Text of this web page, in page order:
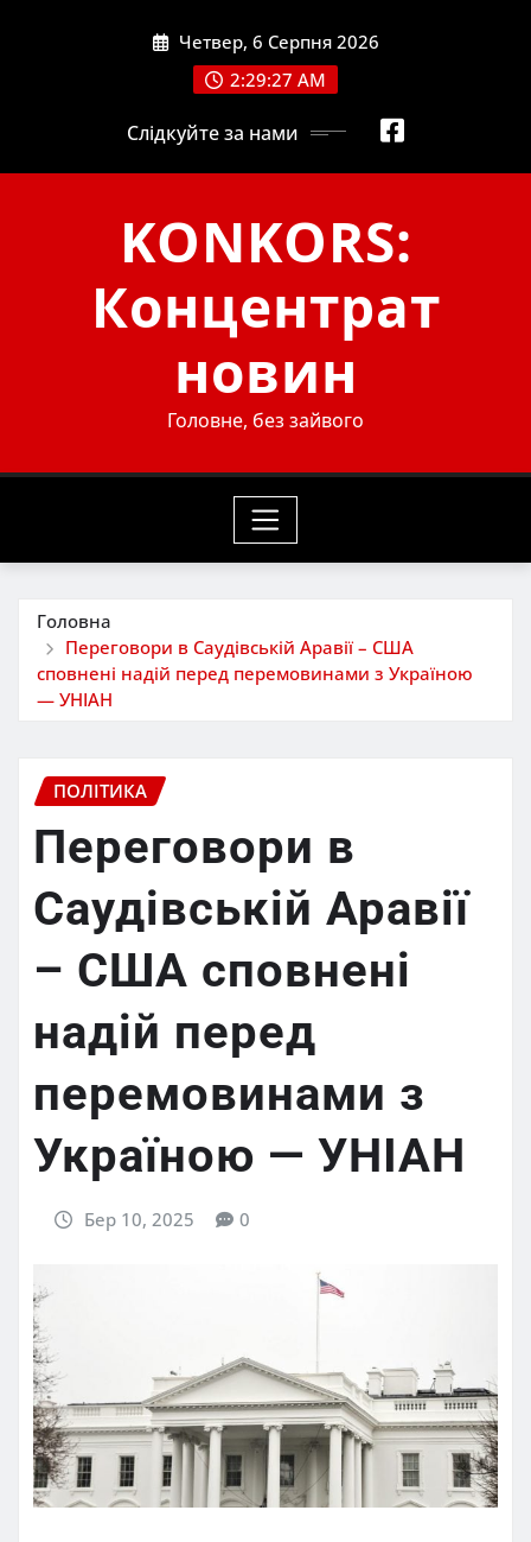
Четвер, 6 Серпня 2026
2:29:29 AM
Слідкуйте за нами
KONKORS:
Концентрат
новин
Головне, без зайвого
Головна
Переговори в Саудівській Аравії – США
сповнені надій перед перемовинами з Україною
— УНІАН
ПОЛІТИКА
Переговори в
Саудівській Аравії
– США сповнені
надій перед
перемовинами з
Україною — УНІАН
Бер 10, 2025 0